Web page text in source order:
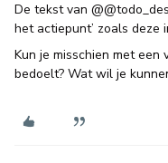
De tekst van
het actiepunt’ zoals deze
Kun je misschien met
bedoelt? Wat wil je